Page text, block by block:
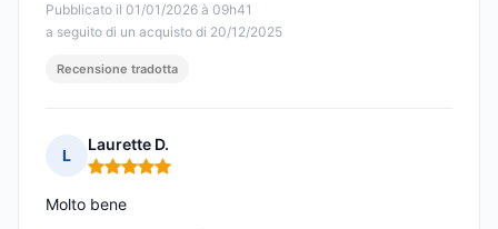
Pubblicato il 01/01/2026 à 09h41
a seguito di un acquisto di 20/12/2025
Recensione tradotta
L
Laurette D.
Nota: 5 su 5
Molto bene